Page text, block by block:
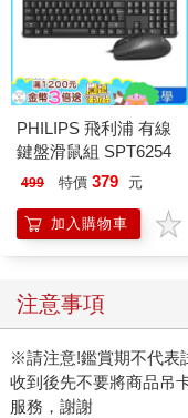
PHILIPS 飛利浦 有線
鍵盤滑鼠組 SPT6254
499 特價 379 元
加入購物車
注意事項
※請注意!鑑賞期不代表
收到後先不要將商品吊
服務，謝謝